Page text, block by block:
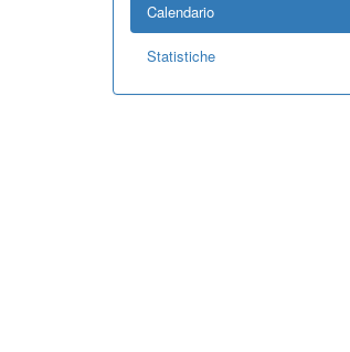
Calendario
Statistiche